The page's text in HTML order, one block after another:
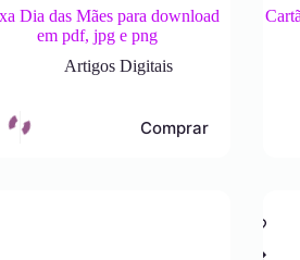
Dia das Mães para download
em pdf, jpg e png
Artigos Digitais
Comprar